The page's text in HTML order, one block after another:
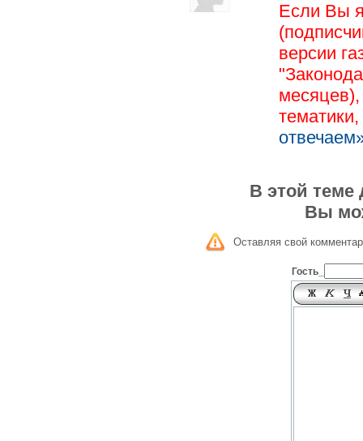
Если Вы
версии
В этой теме
Вы
Оставляя свой
Гость_